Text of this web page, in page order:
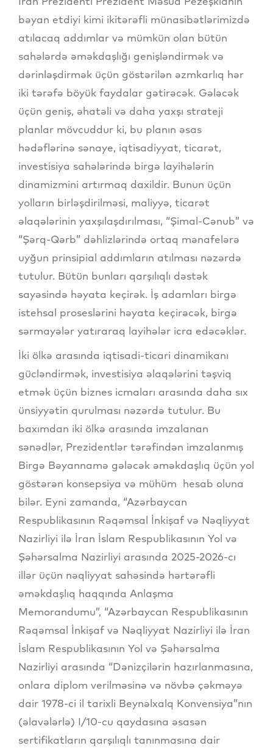
bəyan etdiyi kimi ikitərəfli münasibətlərimizdə
atılacaq addımlar və mümkün olan bütün
sahələrdə əməkdaşlığı genişləndirmək və
dərinləşdirmək üçün göstərilən əzmkarlıq hər
iki tərəfə böyük faydalar gətirəcək. Gələcək
üçün geniş, əhatəli və daha yaxşı strateji
planlar mövcuddur ki, bu planın əsas
hədəflərinə sənaye, iqtisadiyyat, ticarət,
investisiya sahələrində birgə layihələrin
dinamizmini artırmaq daxildir. Bunun üçün
yolların birləşdirilməsi, maliyyə, ticarət
əlaqələrinin yaxşılaşdırılması, “Şimal-Cənub” və
“Şərq-Qərb” dəhlizlərində ortaq mənafelərə
uyğun prinsipial addımların atılması nəzərdə
tutulur. Bütün bunları qarşılıqlı dəstək
sayəsində həyata keçirək. İş adamları birgə
istehsal proseslərini həyata keçirəcək, birgə
sərmayələr yatıraraq layihələr icra edəcəklər.
İki ölkə arasında iqtisadi-ticari dinamikanı
gücləndirmək, investisiya əlaqələrini təşviq
etmək üçün biznes icmaları arasında daha sıx
ünsiyyətin qurulması nəzərdə tutulur. Bu
baxımdan iki ölkə arasında imzalanan
sənədlər, Prezidentlər tərəfindən imzalanmış
Birgə Bəyannamə gələcək əməkdaşlıq üçün yol
göstərən konsepsiya və mühüm hesab oluna
bilər. Eyni zamanda, “Azərbaycan
Respublikasının Rəqəmsal İnkişaf və Nəqliyyat
Nazirliyi ilə İran İslam Respublikasının Yol və
Şəhərsalma Nazirliyi arasında 2025-2026-cı
illər üçün nəqliyyat sahəsində hərtərəfli
əməkdaşlıq haqqında Anlaşma
Memorandumu”, “Azərbaycan Respublikasının
Rəqəmsal İnkişaf və Nəqliyyat Nazirliyi ilə İran
İslam Respublikasının Yol və Şəhərsalma
Nazirliyi arasında “Dənizçilərin hazırlanmasına,
onlara diplom verilməsinə və növbə çəkməyə
dair 1978-ci il tarixli Beynəlxalq Konvensiya”nın
(əlavələrlə) I/10-cu qaydasına əsasən
sertifikatların qarşılıqlı tanınmasına dair